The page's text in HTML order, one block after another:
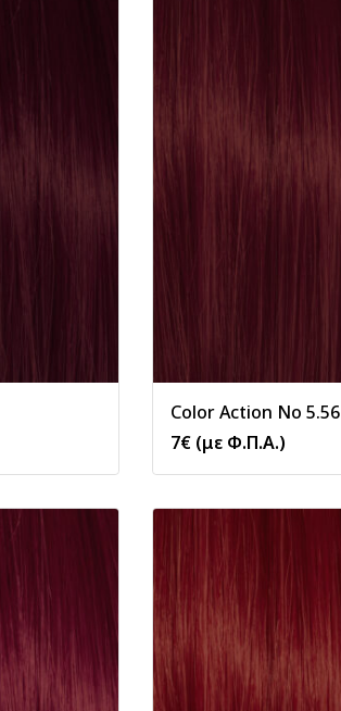
Color Action No 5.56
7€ (με Φ.Π.Α.)